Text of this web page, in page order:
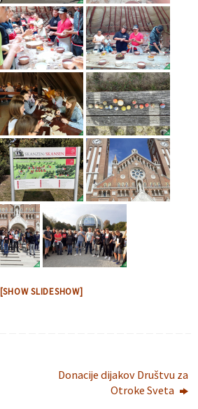
[SHOW SLIDESHOW]
Donacije dijakov Društvu za
Otroke Sveta